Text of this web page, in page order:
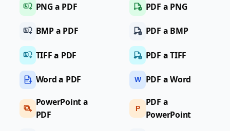
PNG a PDF
BMP a PDF
TIFF a PDF
Word a PDF
PowerPoint a
PDF
PDF a PNG
PDF a BMP
PDF a TIFF
W PDF a Word
P
PDF a
PowerPoint